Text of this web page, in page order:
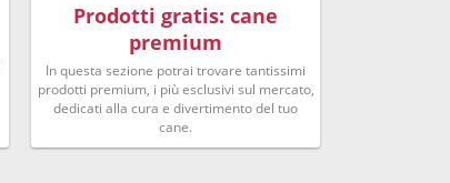
Prodotti gratis: cane
premium
In questa sezione potrai trovare tantissimi
prodotti premium, i più esclusivi sul mercato,
dedicati alla cura e divertimento del tuo
cane.